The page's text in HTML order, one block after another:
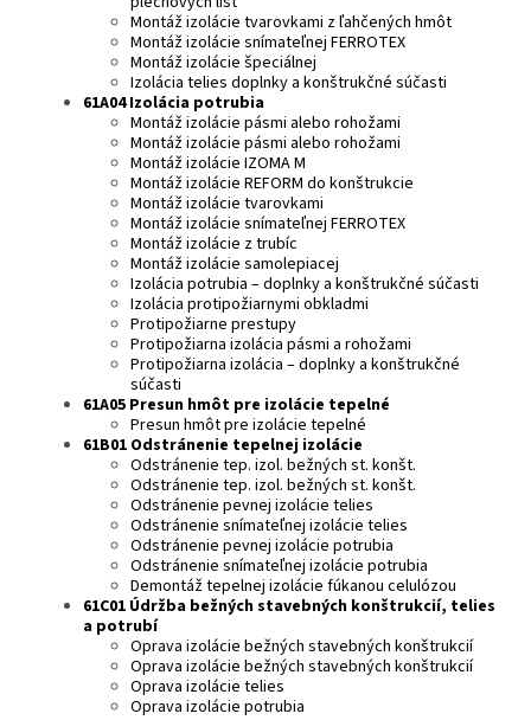
Montáž izolácie tvarovkami z ľahčených hmôt
Montáž izolácie snímateľnej FERROTEX
Montáž izolácie špeciálnej
Izolácia telies doplnky a konštrukčné súčasti
61A04 Izolácia potrubia
Montáž izolácie pásmi alebo rohožami
Montáž izolácie pásmi alebo rohožami
Montáž izolácie IZOMA M
Montáž izolácie REFORM do konštrukcie
Montáž izolácie tvarovkami
Montáž izolácie snímateľnej FERROTEX
Montáž izolácie z trubíc
Montáž izolácie samolepiacej
Izolácia potrubia – doplnky a konštrukčné súčasti
Izolácia protipožiarnymi obkladmi
Protipožiarne prestupy
Protipožiarna izolácia pásmi a rohožami
Protipožiarna izolácia – doplnky a konštrukčné
súčasti
61A05 Presun hmôt pre izolácie tepelné
Presun hmôt pre izolácie tepelné
61B01 Odstránenie tepelnej izolácie
Odstránenie tep. izol. bežných st. konšt.
Odstránenie tep. izol. bežných st. konšt.
Odstránenie pevnej izolácie telies
Odstránenie snímateľnej izolácie telies
Odstránenie pevnej izolácie potrubia
Odstránenie snímateľnej izolácie potrubia
Demontáž tepelnej izolácie fúkanou celulózou
61C01 Údržba bežných stavebných konštrukcií, telies
a potrubí
Oprava izolácie bežných stavebných konštrukcií
Oprava izolácie bežných stavebných konštrukcií
Oprava izolácie telies
Oprava izolácie potrubia